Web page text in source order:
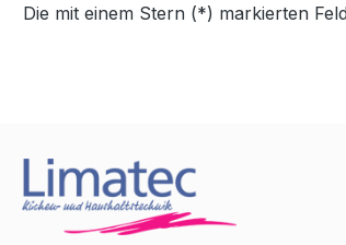
Die mit einem Stern (*) markierten